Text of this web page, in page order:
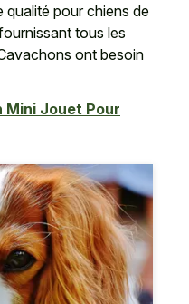
qualité pour chiens de
tous les
ont besoin
Mini Jouet Pour